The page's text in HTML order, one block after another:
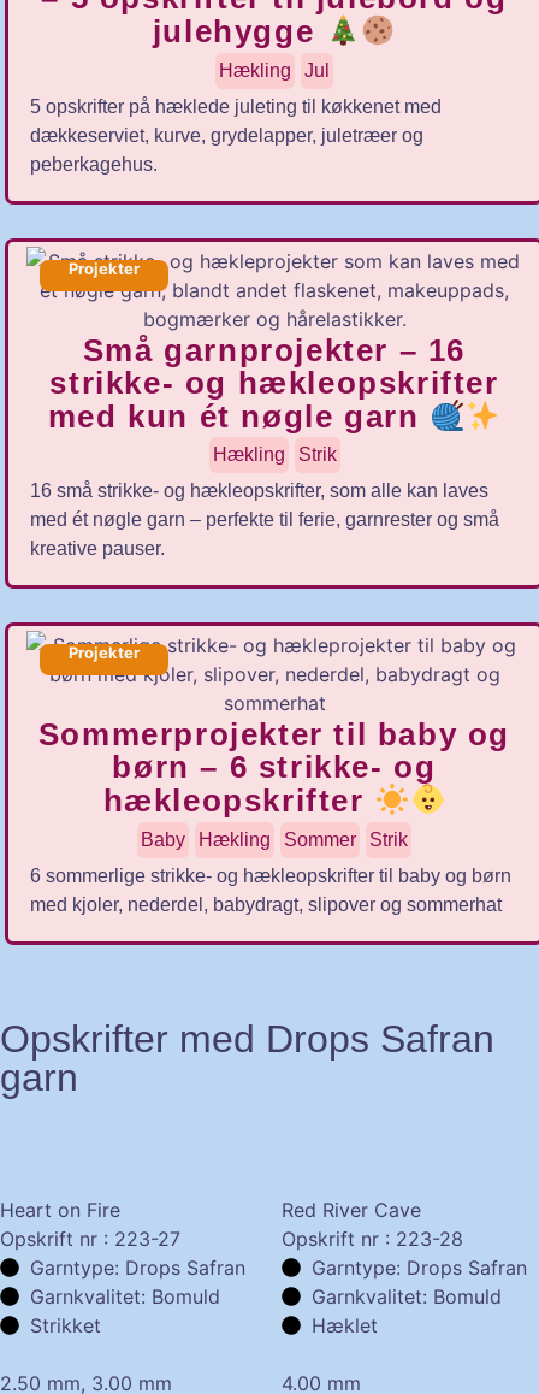
julehygge
Hækling
Jul
5 opskrifter på hæklede juleting til køkkenet med
dækkeserviet, kurve, grydelapper, juletræer og
peberkagehus.
Projekter
Små garnprojekter – 16
strikke- og hækleopskrifter
med kun ét nøgle garn
Hækling
Strik
16 små strikke- og hækleopskrifter, som alle kan laves
med ét nøgle garn – perfekte til ferie, garnrester og små
kreative pauser.
Projekter
Sommerprojekter til baby og
børn – 6 strikke- og
hækleopskrifter
Baby Hækling Sommer
Strik
6 sommerlige strikke- og hækleopskrifter til baby og børn
med kjoler, nederdel, babydragt, slipover og sommerhat
Opskrifter med Drops Safran
garn
Heart on Fire
Opskrift nr : 223-27
Garntype: Drops Safran
Garnkvalitet: Bomuld
Strikket
2.50 mm, 3.00 mm
Red River Cave
Opskrift nr : 223-28
Garntype: Drops Safran
Garnkvalitet: Bomuld
Hæklet
4.00 mm